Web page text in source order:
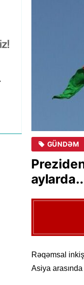
GÜNDƏM
aylarda..
Rəqəmsal
Asiya